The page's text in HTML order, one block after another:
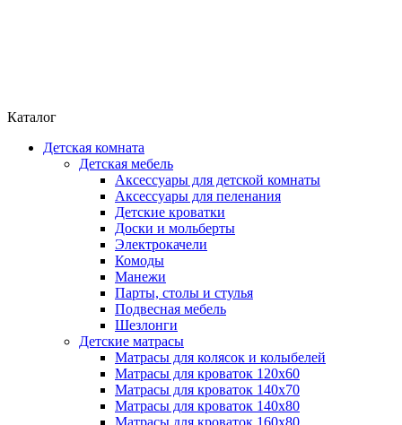
Каталог
Детская комната
Детская мебель
Аксессуары для детской комнаты
Аксессуары для пеленания
Детские кроватки
Доски и мольберты
Электрокачели
Комоды
Манежи
Парты, столы и стулья
Подвесная мебель
Шезлонги
Детские матрасы
Матрасы для колясок и колыбелей
Матрасы для кроваток 120х60
Матрасы для кроваток 140х70
Матрасы для кроваток 140х80
Матрасы для кроваток 160х80